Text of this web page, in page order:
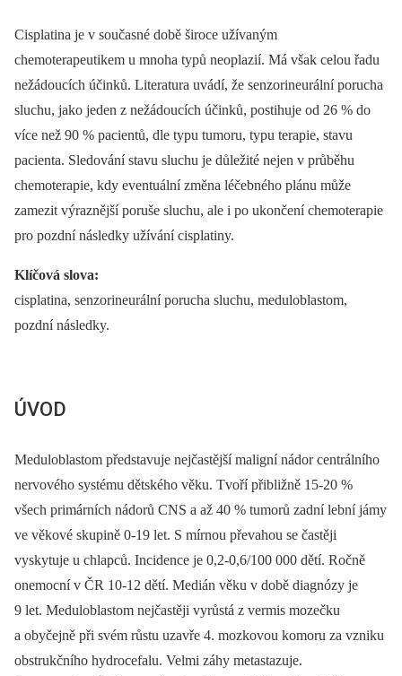
Cisplatina je v současné době široce užívaným
chemoterapeutikem u mnoha typů neoplazií. Má však celou řadu
nežádoucích účinků. Literatura uvádí, že senzorineurální porucha
sluchu, jako jeden z nežádoucích účinků, postihuje od 26 % do
více než 90 % pacientů, dle typu tumoru, typu terapie, stavu
pacienta. Sledování stavu sluchu je důležité nejen v průběhu
chemoterapie, kdy eventuální změna léčebného plánu může
zamezit výraznější poruše sluchu, ale i po ukončení chemoterapie
pro pozdní následky užívání cisplatiny.
Klíčová slova:
cisplatina, senzorineurální porucha sluchu, meduloblastom,
pozdní následky.
ÚVOD
Meduloblastom představuje nejčastější maligní nádor centrálního
nervového systému dětského věku. Tvoří přibližně 15-20 %
všech primárních nádorů CNS a až 40 % tumorů zadní lební jámy
ve věkové skupině 0-19 let. S mírnou převahou se častěji
vyskytuje u chlapců. Incidence je 0,2-0,6/100 000 dětí. Ročně
onemocní v ČR 10-12 dětí. Medián věku v době diagnózy je
9 let. Meduloblastom nejčastěji vyrůstá z vermis mozečku
a obyčejně při svém růstu uzavře 4. mozkovou komoru za vzniku
obstrukčního hydrocefalu. Velmi záhy metastazuje.